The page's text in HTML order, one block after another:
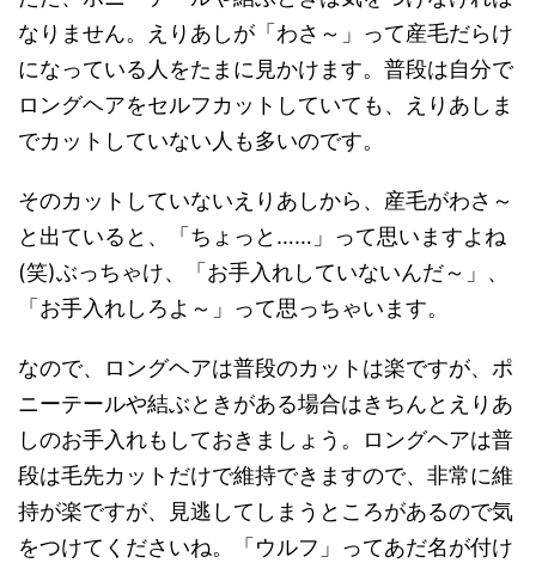
なりません。えりあしが「わさ～」って産毛だらけ
になっている人をたまに見かけます。普段は自分で
ロングヘアをセルフカットしていても、えりあしま
でカットしていない人も多いのです。
そのカットしていないえりあしから、産毛がわさ～
と出ていると、「ちょっと……」って思いますよね
(笑)ぶっちゃけ、「お手入れしていないんだ～」、
「お手入れしろよ～」って思っちゃいます。
なので、ロングヘアは普段のカットは楽ですが、ポ
ニーテールや結ぶときがある場合はきちんとえりあ
しのお手入れもしておきましょう。ロングヘアは普
段は毛先カットだけで維持できますので、非常に維
持が楽ですが、見逃してしまうところがあるので気
をつけてくださいね。「ウルフ」ってあだ名が付け